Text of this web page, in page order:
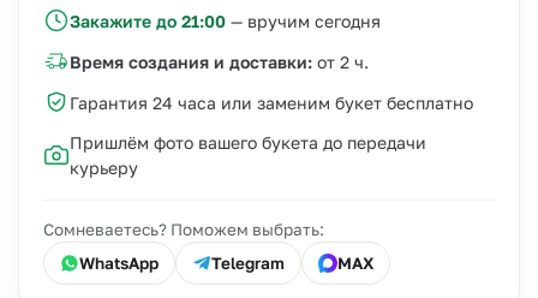
Закажите до 21:00 — вручим сегодня
Время создания и доставки: от 2 ч.
Гарантия 24 часа или заменим букет бесплатно
Пришлём фото вашего букета до передачи
курьеру
Сомневаетесь? Поможем выбрать:
WhatsApp
Telegram MAX